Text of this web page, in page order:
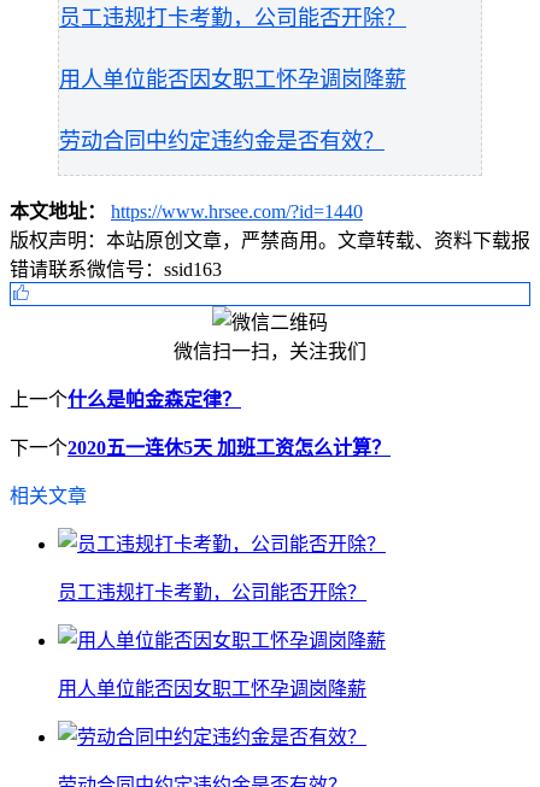
员工违规打卡考勤，公司能否开除？
用人单位能否因女职工怀孕调岗降薪
劳动合同中约定违约金是否有效？
本文地址：
https://www.hrsee.com/?id=1440
版权声明： 本站原创文章，严禁商用。文章转载、资料下载报
错请联系微信号：ssid163
微信扫一扫，关注我们
上一个什么是帕金森定律？
下一个2020五一连休5天 加班工资怎么计算？
相关文章
员工违规打卡考勤，公司能否开除？
用人单位能否因女职工怀孕调岗降薪